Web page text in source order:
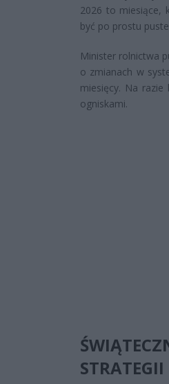
2026 to miesiące,
być po prostu
Minister rolnictwa
o zmianach w
miesięcy. Na
ogniskami.
STRATEGII